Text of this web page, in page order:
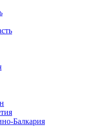
Балкария